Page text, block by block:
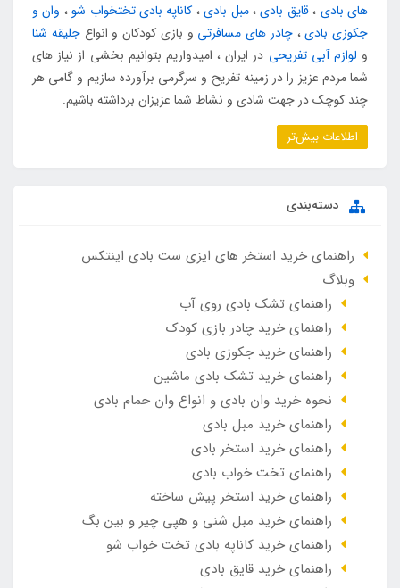
های بادی ،قایق بادی،مبل بادی، کاناپه بادی تختخواب شو، وان و
جکوزی بادی،چادر های مسافرتی و بازی کودکان و انواعجلیقه شنا
و لوازم آبی تفریحی در ایران ، امیدواریم بتوانیم بخشی از نیاز های
شما مردم عزیز را در زمینه تفریح و سرگرمی برآورده سازیم و گامی هر
چند کوچک در جهت شادی و نشاط شما عزیزان برداشته باشیم.
اطلاعات بیش‌تر
دسته‌بندی
راهنمای خرید استخر های ایزی ست بادی اینتکس
وبلاگ
راهنمای تشک بادی روی آب
راهنمای خرید چادر بازی کودک
راهنمای خرید جکوزی بادی
راهنمای خرید تشک بادی ماشین
نحوه خرید وان بادی و انواع وان حمام بادی
راهنمای خرید مبل بادی
راهنمای خرید استخر بادی
راهنمای تخت خواب بادی
راهنمای خرید استخر پیش ساخته
راهنمای خرید مبل شنی و هپی چیر و بین بگ
راهنمای خرید کاناپه بادی تخت خواب شو
راهنمای خرید قایق بادی